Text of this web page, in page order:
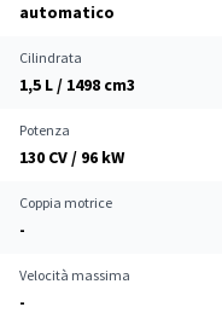
automatico
Cilindrata
1,5 L / 1498 cm3
Potenza
130 CV / 96 kW
Coppia motrice
-
Velocità massima
-